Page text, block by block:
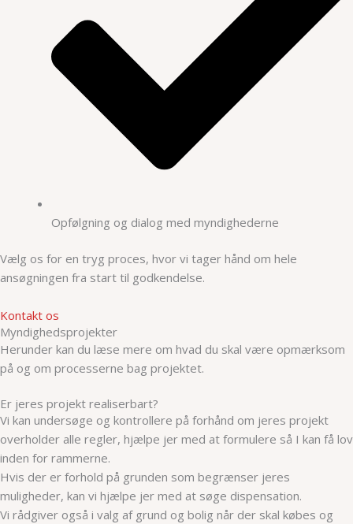
Opfølgning og dialog med myndighederne
Vælg os for en tryg proces, hvor vi tager hånd om hele
ansøgningen fra start til godkendelse.
Kontakt os
Myndighedsprojekter
Herunder kan du læse mere om hvad du skal være opmærksom
på og om processerne bag projektet.
Er jeres projekt realiserbart?
Vi kan undersøge og kontrollere på forhånd om jeres projekt
overholder alle regler, hjælpe jer med at formulere så I kan få lov
inden for rammerne.
Hvis der er forhold på grunden som begrænser jeres
muligheder, kan vi hjælpe jer med at søge dispensation.
Vi rådgiver også i valg af grund og bolig når der skal købes og